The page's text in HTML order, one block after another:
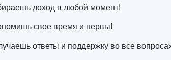
доход в любой момент!
свое время и нервы!
ответы и поддержку во все